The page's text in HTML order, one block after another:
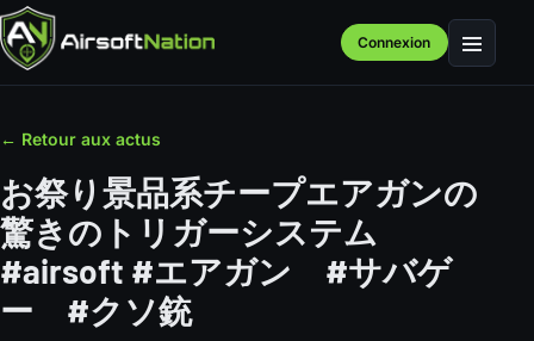
Connexion Menu
← Retour aux actus
お祭り景品系チープエアガンの
驚きのトリガーシステム
#airsoft #エアガン #サバゲ
ー #クソ銃